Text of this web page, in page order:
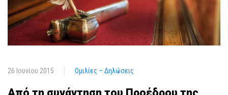
26 Ιουνίου 2015 Ομιλίες – Δηλώσεις